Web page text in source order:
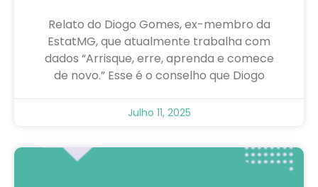
Relato do Diogo Gomes, ex-membro da
EstatMG, que atualmente trabalha com
dados “Arrisque, erre, aprenda e comece
de novo.” Esse é o conselho que Diogo
Julho 11, 2025